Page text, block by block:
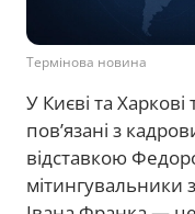
Термінова новина
У Києві та Харкові
пов’язані з
відставкою
мітингувальники